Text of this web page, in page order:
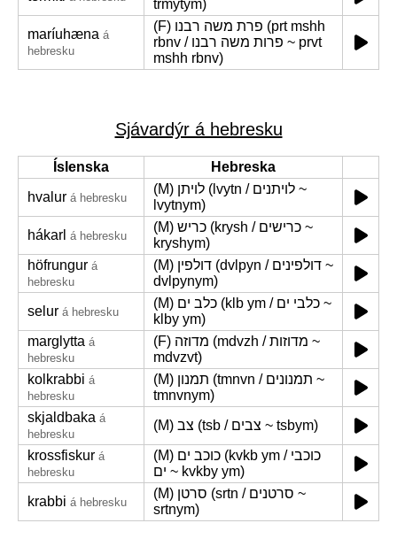
trmytym)
maríuhæna á
hebresku
(F) פרת משה רבנו (prt mshh
rbnv / פרות משה רבנו ~ prvt
mshh rbnv)
Sjávardýr á hebresku
Íslenska
Hebreska
hvalur á hebresku
(M) לויתן (lvytn / לויתנים ~
lvytnym)
hákarl á hebresku
(M) כריש (krysh / כרישים ~
kryshym)
höfrungur á
hebresku
(M) דולפין (dvlpyn / דולפינים ~
dvlpynym)
selur á hebresku
(M) כלב ים (klb ym / כלבי ים ~
klby ym)
marglytta á
hebresku
(F) מדוזה (mdvzh / מדוזות ~
mdvzvt)
kolkrabbi á
hebresku
(M) תמנון (tmnvn / תמנונים ~
tmnvnym)
skjaldbaka á
hebresku
(M) צב (tsb / צבים ~ tsbym)
krossfiskur á
hebresku
(M) כוכב ים (kvkb ym / כוכבי
ים ~ kvkby ym)
krabbi á hebresku
(M) סרטן (srtn / סרטנים ~
srtnym)